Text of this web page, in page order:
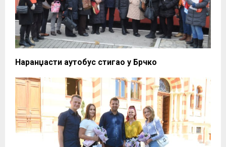
Наранџасти аутобус стигао у Брчко